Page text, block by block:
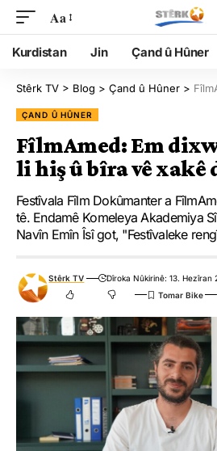
Aa
Kurdistan Jin Çand û Hûner
Stêrk TV > Blog > Çand û Hûner >
ÇAND Û HÛNER
FîlmAmed: Em
li hiş û bîra vê xakê
Festîvala Fîlm Dokûmanter a
tê. Endamê Komeleya Akademiya
Navîn Emîn Îsî got, "Festîvaleke
Stêrk TV
Dîroka Nûkirinê: 13. Hezîran